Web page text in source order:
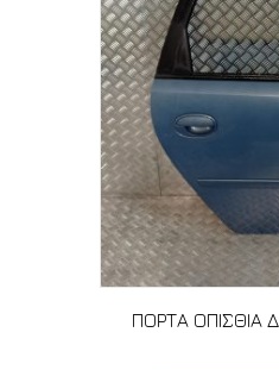
ΠΟΡΤΑ ΟΠΙΣΘΙΑ